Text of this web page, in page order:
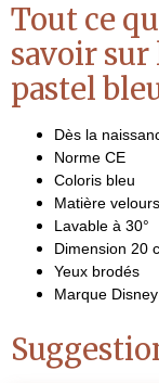
Tout ce
savoir
pastel
Dès la
Norme CE
Coloris bleu
Matière
Lavable à 30°
Dimension 20
Yeux brodés
Marque Disney